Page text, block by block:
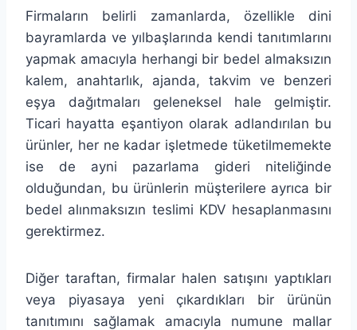
Firmaların belirli zamanlarda, özellikle dini
bayramlarda ve yılbaşlarında kendi tanıtımlarını
yapmak amacıyla herhangi bir bedel almaksızın
kalem, anahtarlık, ajanda, takvim ve benzeri
eşya dağıtmaları geleneksel hale gelmiştir.
Ticari hayatta eşantiyon olarak adlandırılan bu
ürünler, her ne kadar işletmede tüketilmemekte
ise de ayni pazarlama gideri niteliğinde
olduğundan, bu ürünlerin müşterilere ayrıca bir
bedel alınmaksızın teslimi KDV hesaplanmasını
gerektirmez.
Diğer taraftan, firmalar halen satışını yaptıkları
veya piyasaya yeni çıkardıkları bir ürünün
tanıtımını sağlamak amacıyla numune mallar